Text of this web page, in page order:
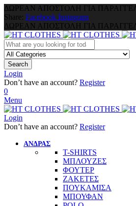
ΔΩΡΕΑΝ ΑΠΟΣΤΟΛΗ ΓΙΑ
Share: Facebook Instagram
ΔΩΡΕΑΝ ΑΠΟΣΤΟΛΗ ΓΙΑ
Search
Login
Don’t have an account? Register
0
Menu
Login
Don’t have an account? Register
ΑΝΔΡΑΣ
T-SHIRTS
ΜΠΛΟΥΖΕΣ
ΦΟΥΤΕΡ
ΖΑΚΕΤΕΣ
ΠΟΥΚΑΜΙΣΑ
ΜΠΟΥΦΑΝ